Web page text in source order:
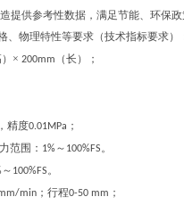
提供参考性数据，满足节能、环保政
物理特性等要求（技术指标要求）
）× 200mm （长）；
，精度0.01MPa ；
范围： 1% ～ 100%FS。
～ 100%FS。
min ；行程0-50 mm ；